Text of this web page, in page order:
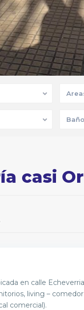
casi
en calle
living –
comercial).